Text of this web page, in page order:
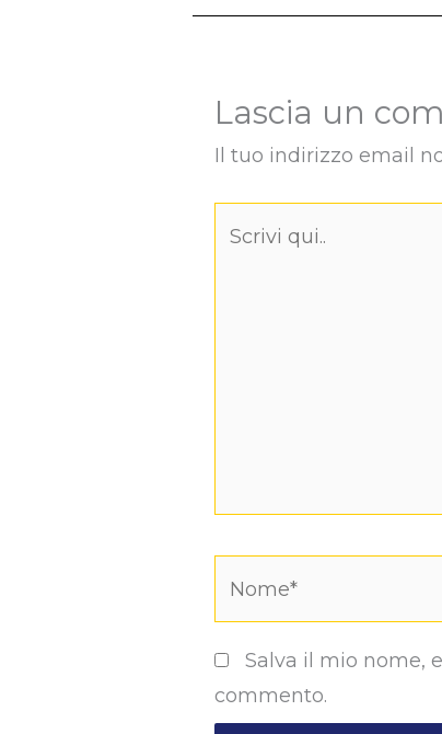
Lascia un
Il tuo indirizzo email
Salva il mio nome,
commento.